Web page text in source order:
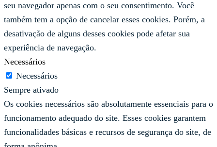
seu navegador apenas com o seu consentimento. Você
também tem a opção de cancelar esses cookies. Porém, a
desativação de alguns desses cookies pode afetar sua
experiência de navegação.
Necessários
Necessários
Sempre ativado
Os cookies necessários são absolutamente essenciais para o
funcionamento adequado do site. Esses cookies garantem
funcionalidades básicas e recursos de segurança do site, de